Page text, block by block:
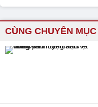
CÙNG CHUYÊN MỤC